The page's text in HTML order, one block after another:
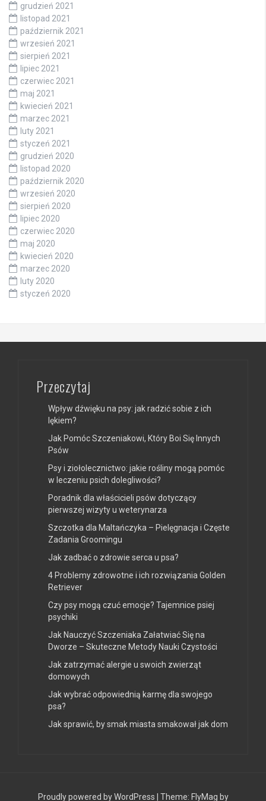
grudzień 2021
listopad 2021
październik 2021
wrzesień 2021
sierpień 2021
lipiec 2021
czerwiec 2021
maj 2021
kwiecień 2021
marzec 2021
luty 2021
styczeń 2021
grudzień 2020
listopad 2020
październik 2020
wrzesień 2020
sierpień 2020
lipiec 2020
czerwiec 2020
maj 2020
kwiecień 2020
marzec 2020
luty 2020
styczeń 2020
Przeczytaj
Wpływ dźwięku na psy: jak radzić sobie z ich
lękiem?
Jak Pomóc Szczeniakowi, Który Boi Się Innych
Psów
Psy i ziołolecznictwo: jakie rośliny mogą pomóc
w leczeniu psich dolegliwości?
Poradnik dla właścicieli psów dotyczący
pierwszej wizyty u weterynarza
Szczotka dla Maltańczyka – Pielęgnacja i Częste
Zadania Groomingu
Jak zadbać o zdrowie serca u psa?
4 Problemy zdrowotne i ich rozwiązania Golden
Retriever
Czy psy mogą czuć emocje? Tajemnice psiej
psychiki
Jak Nauczyć Szczeniaka Załatwiać Się na
Dworze – Skuteczne Metody Nauki Czystości
Jak zatrzymać alergie u swoich zwierząt
domowych
Jak wybrać odpowiednią karmę dla swojego
psa?
Jak sprawić, by smak miasta smakował jak dom
Proudly powered by WordPress Theme: FlyMag by